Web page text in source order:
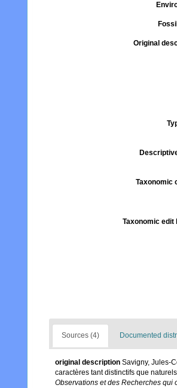
Original
Taxonomic
Taxonomic edit
Sources (4) Documented
original description Savigny, Jules-
caractères tant distinctifs que
Observations et des Recherches qui